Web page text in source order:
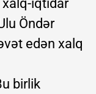
iqtidar
Öndər
edən xalq
birlik